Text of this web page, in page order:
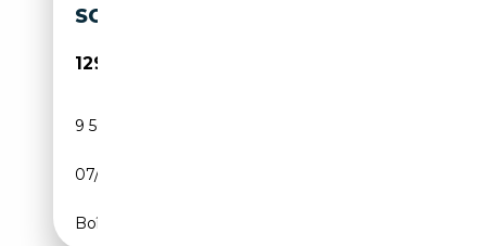
SCHUIF-/K
129 900€
9 500 km
07/2025
Boîte automatique